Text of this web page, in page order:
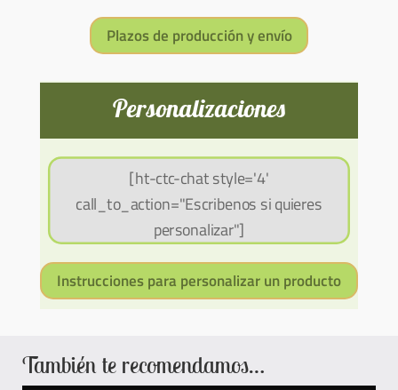
Plazos de producción y envío
Personalizaciones
[ht-ctc-chat style='4'
call_to_action="Escribenos si quieres
personalizar"]
Instrucciones para personalizar un producto
También te recomendamos…